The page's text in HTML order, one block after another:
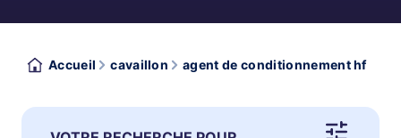
Accueil cavaillon agent de conditionnement hf